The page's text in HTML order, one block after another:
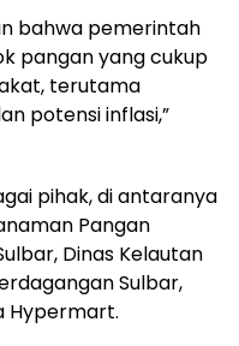
bahwa pemerintah
pangan yang cukup
terutama
potensi inflasi,”
pihak, di antaranya
Pangan
Dinas Kelautan
Sulbar,
Hypermart.